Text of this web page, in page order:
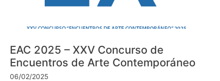
EAC 2025 – XXV Concurso de
Encuentros de Arte Contemporáneo
06/02/2025